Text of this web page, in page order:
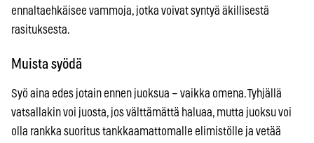
ennaltaehkäisee vammoja, jotka voivat syntyä äkillisestä
rasituksesta.
Muista syödä
Syö aina edes jotain ennen juoksua – vaikka omena. Tyhjällä
vatsallakin voi juosta, jos välttämättä haluaa, mutta juoksu voi
olla rankka suoritus tankkaamattomalle elimistölle ja vetää